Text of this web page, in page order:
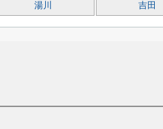
湯川 吉田